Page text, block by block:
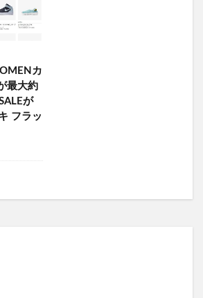
カ
最大約
が
フラッ